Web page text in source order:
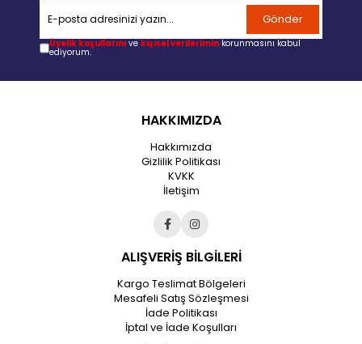
Gönder
Üyelik koşullarını ve kişisel verilerimin korunmasını kabul
ediyorum.
HAKKIMIZDA
Hakkımızda
Gizlilik Politikası
KVKK
İletişim
ALIŞVERİŞ BİLGİLERİ
Kargo Teslimat Bölgeleri
Mesafeli Satış Sözleşmesi
İade Politikası
İptal ve İade Koşulları